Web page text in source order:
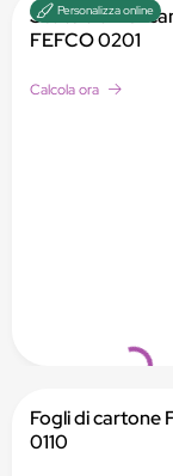
Personalizza online
Loading...
Scatola
FEFCO 0201
Calcola ora
Fogli di cartone
0110